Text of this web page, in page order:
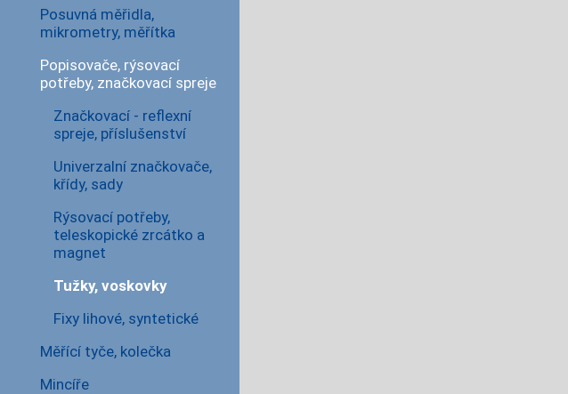
Posuvná měřidla,
mikrometry, měřítka
Popisovače, rýsovací
potřeby, značkovací spreje
Značkovací - reflexní
spreje, příslušenství
Univerzalní značkovače,
křídy, sady
Rýsovací potřeby,
teleskopické zrcátko a
magnet
Tužky, voskovky
Fixy lihové, syntetické
Měřící tyče, kolečka
Mincíře